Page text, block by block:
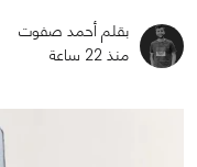
بقلم أحمد صفوت
منذ 22 ساعة